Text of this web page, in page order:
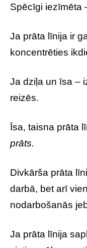
Spēcīgi iezīmēta
Ja prāta līnija ir
koncentrēties
Ja dziļa un īsa –
reizēs.
Īsa, taisna prāta
prāts.
Divkārša prāta
darbā, bet arī
nodarbošanās
Ja prāta līnija